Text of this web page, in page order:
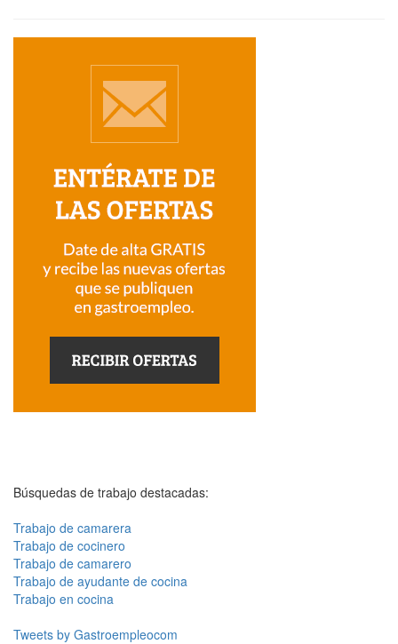
Búsquedas de trabajo destacadas:
Trabajo de camarera
Trabajo de cocinero
Trabajo de camarero
Trabajo de ayudante de cocina
Trabajo en cocina
Tweets by Gastroempleocom